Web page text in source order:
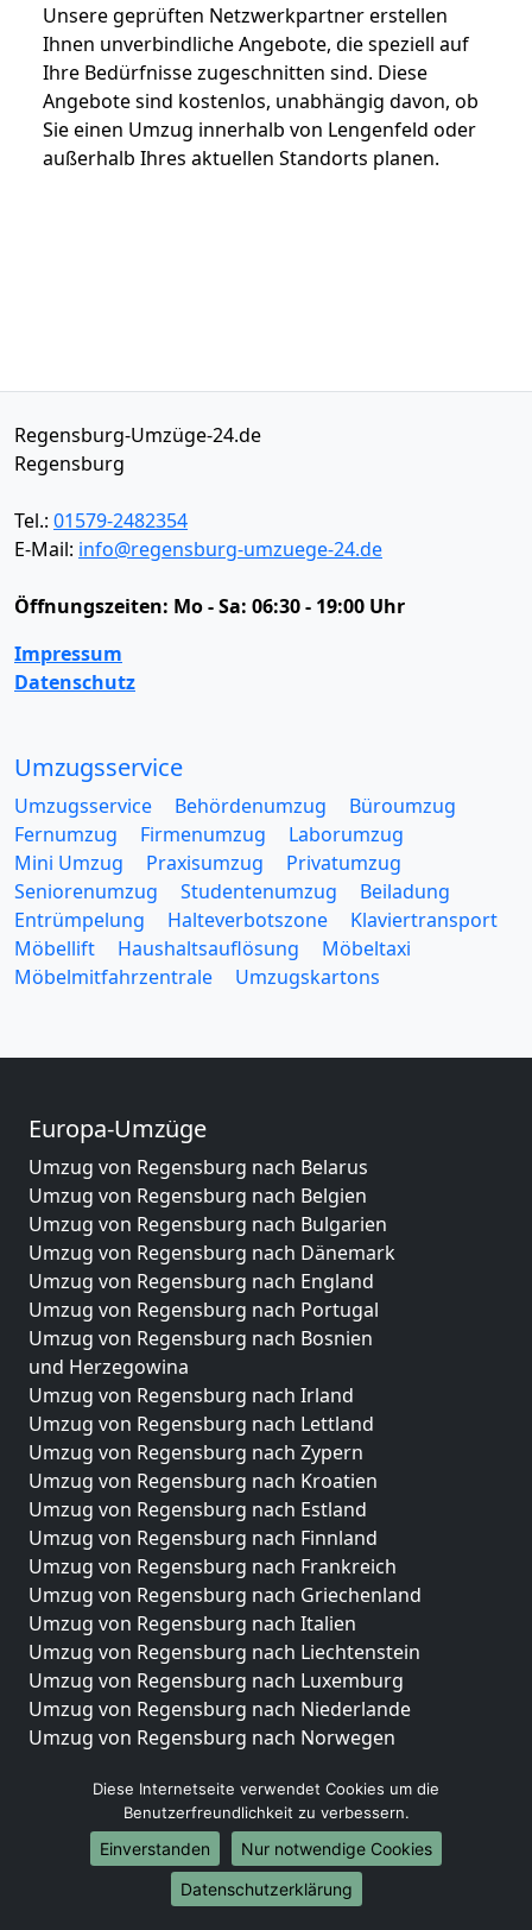
Unsere geprüften Netzwerkpartner erstellen
Ihnen unverbindliche Angebote, die speziell auf
Ihre Bedürfnisse zugeschnitten sind. Diese
Angebote sind kostenlos, unabhängig davon, ob
Sie einen Umzug innerhalb von Lengenfeld oder
außerhalb Ihres aktuellen Standorts planen.
Regensburg-Umzüge-24.de
Regensburg
Tel.: 01579-2482354
E-Mail: info@regensburg-umzuege-24.de
Öffnungszeiten: Mo - Sa: 06:30 - 19:00 Uhr
Impressum
Datenschutz
Umzugsservice
Umzugsservice Behördenumzug
Büroumzug
Fernumzug
Firmenumzug
Laborumzug
Mini Umzug
Praxisumzug
Privatumzug
Seniorenumzug
Studentenumzug
Beiladung
Entrümpelung
Halteverbotszone
Klaviertransport
Möbellift
Haushaltsauflösung
Möbeltaxi
Möbelmitfahrzentrale
Umzugskartons
Europa-Umzüge
Umzug von Regensburg nach Belarus
Umzug von Regensburg nach Belgien
Umzug von Regensburg nach Bulgarien
Umzug von Regensburg nach Dänemark
Umzug von Regensburg nach England
Umzug von Regensburg nach Portugal
Umzug von Regensburg nach Bosnien
und Herzegowina
Umzug von Regensburg nach Irland
Umzug von Regensburg nach Lettland
Umzug von Regensburg nach Zypern
Umzug von Regensburg nach Kroatien
Umzug von Regensburg nach Estland
Umzug von Regensburg nach Finnland
Umzug von Regensburg nach Frankreich
Umzug von Regensburg nach Griechenland
Umzug von Regensburg nach Italien
Umzug von Regensburg nach Liechtenstein
Umzug von Regensburg nach Luxemburg
Umzug von Regensburg nach Niederlande
Umzug von Regensburg nach Norwegen
Umzüge-Deutschlandweit
Umzug von Regensburg nach Berlin
Umzug von Regensburg nach Hamburg
Umzug von Regensburg nach München
Umzug von Regensburg nach Köln
Diese Internetseite verwendet Cookies um die
Benutzerfreundlichkeit zu verbessern.
Einverstanden
Nur notwendige Cookies
Datenschutzerklärung